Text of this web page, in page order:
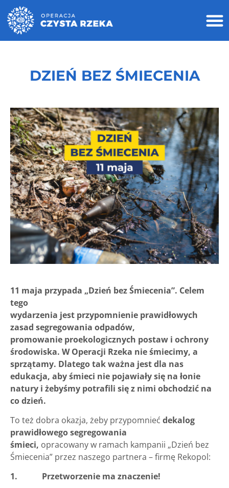
DZIEŃ BEZ ŚMIECENIA
11 maja przypada „Dzień bez Śmiecenia”. Celem
tego
wydarzenia jest przypomnienie prawidłowych
zasad segregowania odpadów,
promowanie proekologicznych postaw i ochrony
środowiska. W Operacji Rzeka nie śmiecimy, a
sprzątamy. Dlatego tak ważna jest dla nas
edukacja, aby śmieci nie pojawiały się na łonie
natury i żebyśmy potrafili się z nimi obchodzić na
co dzień.
To też dobra okazja, żeby przypomnieć dekalog
prawidłowego segregowania
śmieci, opracowany w ramach kampanii „Dzień bez
Śmiecenia” przez naszego partnera – firmę Rekopol:
1. Przetworzenie ma znaczenie!